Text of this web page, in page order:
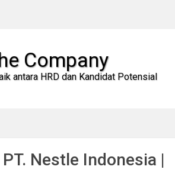
Company
antara HRD dan Kandidat Potensial
Nestle Indonesia |